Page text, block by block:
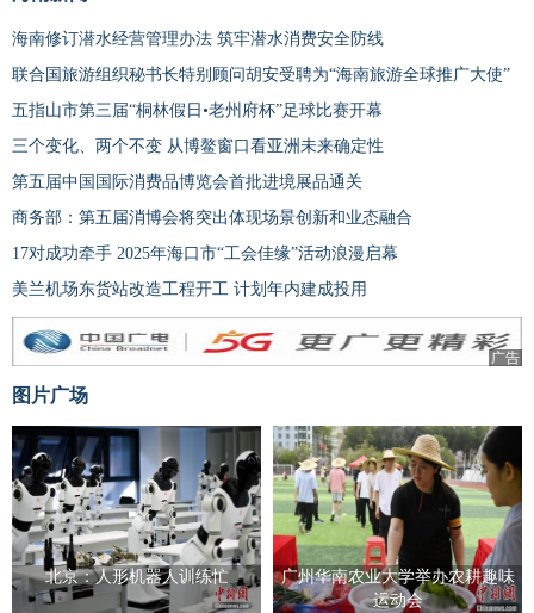
海南修订潜水经营管理办法 筑牢潜水消费安全防线
联合国旅游组织秘书长特别顾问胡安受聘为“海南旅游全球推广大使”
五指山市第三届“桐林假日•老州府杯”足球比赛开幕
三个变化、两个不变 从博鳌窗口看亚洲未来确定性
第五届中国国际消费品博览会首批进境展品通关
商务部：第五届消博会将突出体现场景创新和业态融合
17对成功牵手 2025年海口市“工会佳缘”活动浪漫启幕
美兰机场东货站改造工程开工 计划年内建成投用
广告
图片广场
北京：人形机器人训练忙
广州华南农业大学举办农耕趣味
运动会